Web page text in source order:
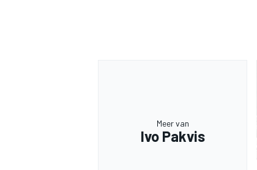
Meer van
Ivo Pakvis